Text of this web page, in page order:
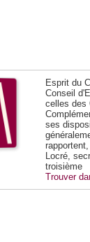
Esprit du
Conseil
celles des
ses
Locré,
troisième
Trouver